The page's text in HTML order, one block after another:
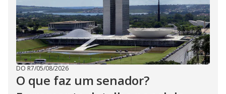
DO R7/05/08/2026
O que faz um senador?